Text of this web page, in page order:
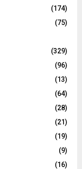
(174)
(75)
(329)
(96)
(13)
(64)
(28)
(21)
(19)
(9)
(16)